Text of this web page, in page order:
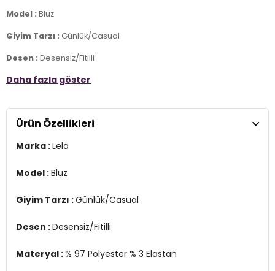
Model : Bluz
Giyim Tarzı : Günlük/Casual
Desen : Desensiz/Fitilli
Materyal :% 97 Polyester % 3 Elastan
Kol Bilgisi :Kısa Kol
Kalıp Bilgisi : Regular Fit
Detay : Kalça hizasında uzunluk
60 cm / Basen : 90 cm / Beden : S
Üretim Yeri :Türkiye
Daha fazla göster
Ürün Özellikleri
Marka :Lela
Model :Bluz
Giyim Tarzı :Günlük/Casual
Desen :Desensiz/Fitilli
Materyal :% 97 Polyester % 3 Elastan